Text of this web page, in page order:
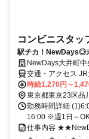
コンビニスタッ
駅チカ！NewDays◎
NewDays大井町
【1014383】
交通・アクセス
時給1,270円～
東京都東京23区品
勤務時間詳細
16:00 ※週1日～
仕事内容